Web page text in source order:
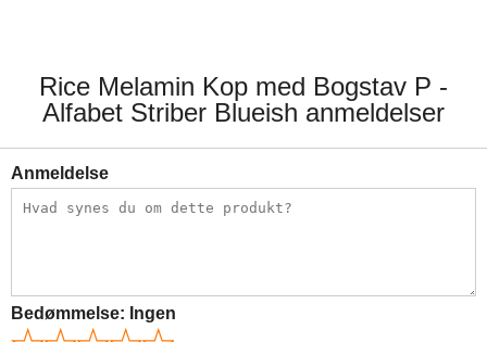
Rice Melamin Kop med Bogstav P -
Alfabet Striber Blueish anmeldelser
Anmeldelse
Bedømmelse: Ingen